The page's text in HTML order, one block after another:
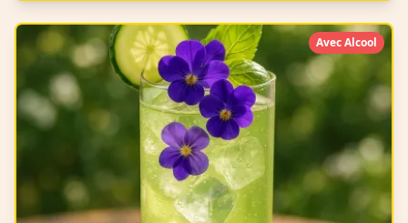
Avec Alcool